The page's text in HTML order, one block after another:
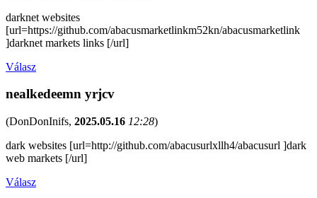
darknet websites
[url=https://github.com/abacusmarketlinkm52kn/abacusmarketlink
]darknet markets links [/url]
Válasz
nealkedeemn yrjcv
(DonDonInifs, 2025.05.16 12:28)
dark websites [url=http://github.com/abacusurlxllh4/abacusurl ]dark
web markets [/url]
Válasz